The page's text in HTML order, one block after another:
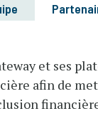
et ses
afin de